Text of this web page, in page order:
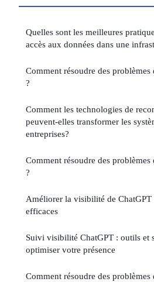
Quelles sont les meilleures
accès aux données dans une
Comment résoudre des
?
Comment les technologies de
peuvent-elles transformer les
entreprises?
Comment résoudre des
?
Améliorer la visibilité de ChatGPT
efficaces
Suivi visibilité ChatGPT : outils et
optimiser votre présence
Comment résoudre des